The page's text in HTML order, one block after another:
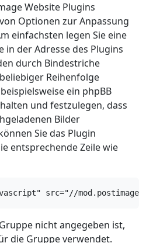
Website Plugins
Optionen zur Anpassung
einfachsten legen Sie eine
in der Adresse des Plugins
durch Bindestriche
Reihenfolge
ein phpBB
und festzulegen, dass
Bilder
Sie das Plugin
entsprechende Zeile wie
src="//
nicht angegeben ist,
die Gruppe verwendet.